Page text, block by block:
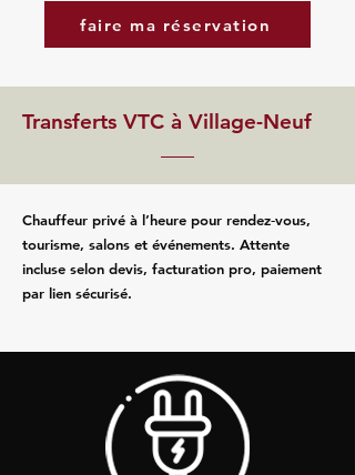
faire ma réservation
Transferts VTC à Village-Neuf
Chauffeur privé à l’heure pour rendez‑vous,
tourisme, salons et événements. Attente
incluse selon devis, facturation pro, paiement
par lien sécurisé.